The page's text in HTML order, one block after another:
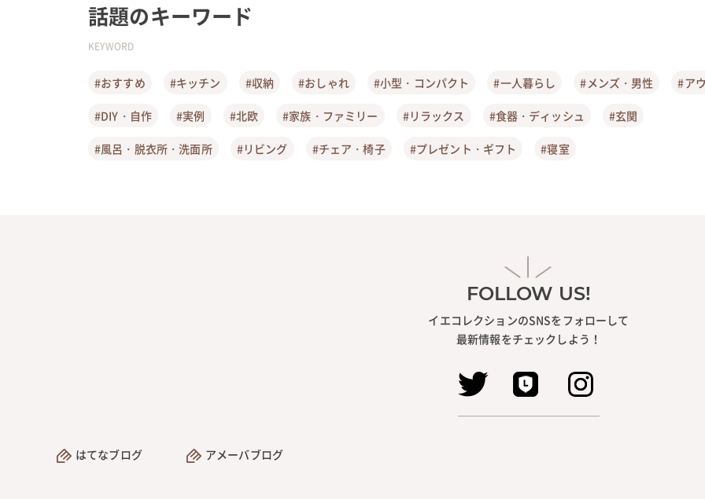
話題のキーワード
KEYWORD
#おすすめ #キッチン #収納 #おしゃれ #小型・コンパクト #一人暮らし #メンズ・男性 #ア
#DIY・自作 #実例 #北欧 #家族・ファミリー #リラックス #食器・ディッシュ #玄関
#風呂・脱衣所・洗面所 #リビング #チェア・椅子 #プレゼント・ギフト #寝室
FOLLOW US!
イエコレクションのSNSをフォローして
最新情報をチェックしよう！
はてなブログ アメーバブログ